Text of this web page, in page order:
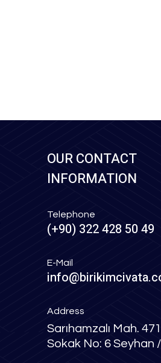
OUR CONTACT
INFORMATION
Telephone
(+90) 322 428 50 49
E-Mail
Address
Sarıhamzalı Mah.
Sokak No: 6 Seyhan